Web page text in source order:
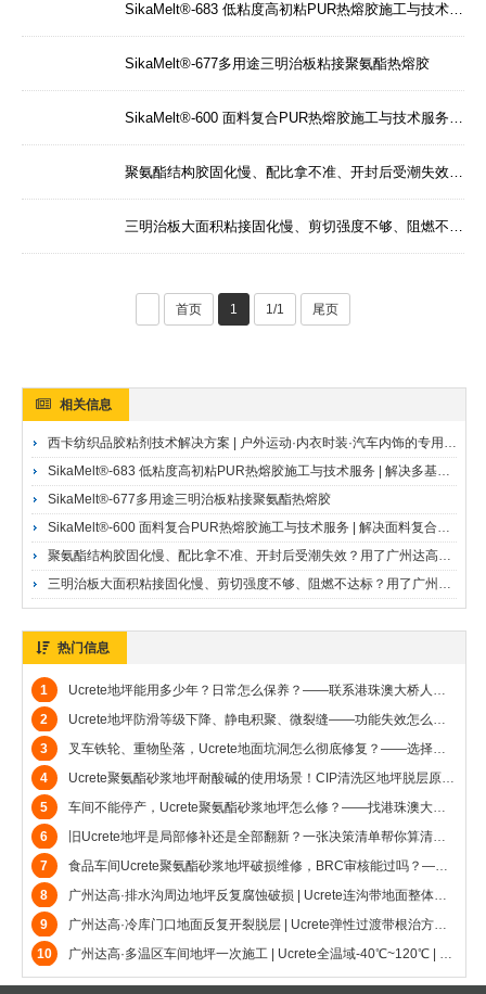
SikaMelt®-683 低粘度高初粘PUR热熔胶施工与技术服务 | 解决多基材复合粘接的快速定位与耐久性难题 | 广州达高·西卡28年服务商
SikaMelt®-677多⽤途三明治板粘接聚氨酯热熔胶
SikaMelt®-600 面料复合PUR热熔胶施工与技术服务 | 解决面料复合的柔软手感与耐水洗难题 | 广州达高·西卡28年服务商SikaMelt®-600面料复合聚氨酯热熔胶
聚氨酯结构胶固化慢、配比拿不准、开封后受潮失效？用了广州达高供应的西卡SikaForce 7010固化剂的客户这样说——广州达高·西卡授权销售代理SikaForce 7010聚氨酯结构胶固化剂
三明治板大面积粘接固化慢、剪切强度不够、阻燃不达标？用了广州达高供应的西卡SikaForce-7710 L100的客户这样说——广州达高·西卡授权销售代理SikaForce 7710 L100三明治板粘接胶
首页 1 1/1 尾页
相关信息
SikaMelt®-683 低粘度高初粘PUR热熔胶施工与技术服务 | 解决多基材复合粘接的快速定位与耐久性难题 | 广州达高·西卡28年服务商
SikaMelt®-677多⽤途三明治板粘接聚氨酯热熔胶
聚氨酯结构胶固化慢、配比拿不准、开封后受潮失效？用了广州达高供应的西卡SikaForce 7010固化剂的客户这样说——广州达高·西卡授权销售代理SikaForce 7010聚氨酯结构胶固化剂
热门信息
1
Ucrete地坪能用多少年？日常怎么保养？——联系港珠澳大桥人工岛地坪施工商广州达高，免费出方案和技术交流，赠送小样品
2
Ucrete地坪防滑等级下降、静电积聚、微裂缝——功能失效怎么补救？——港珠澳大桥人工岛地坪施工商广州达高帮客户彻底解决烦恼
3
叉车铁轮、重物坠落，Ucrete地面坑洞怎么彻底修复？——选择港珠澳大桥人工岛地坪施工商广州达高一站式解决客户问题
4
Ucrete聚氨酯砂浆地坪耐酸碱的使用场景！CIP清洗区地坪脱层原因与修复——广州达高帮客户一站式解决所有问题（港珠澳大桥人工岛地坪施工商）
5
车间不能停产，Ucrete聚氨酯砂浆地坪怎么修？——找港珠澳大桥人工岛地坪施工商广州达高一站式解决问题
6
旧Ucrete地坪是局部修补还是全部翻新？一张决策清单帮你算清楚——港珠澳大桥人工岛地坪施工商广州达高帮到你解决问题
7
食品车间Ucrete聚氨酯砂浆地坪破损维修，BRC审核能过吗？——广州达高可以施工维修解决（港珠澳大桥人工岛地坪施工商）
8
广州达高·排水沟周边地坪反复腐蚀破损 | Ucrete连沟带地面整体施工 | 双汇集团9年零维修
9
广州达高·冷库门口地面反复开裂脱层 | Ucrete弹性过渡带根治方案 | 湛江国联8年零维修
10
广州达高·多温区车间地坪一次施工 | Ucrete全温域-40℃~120℃ | 湛江国联3万㎡无缝验证